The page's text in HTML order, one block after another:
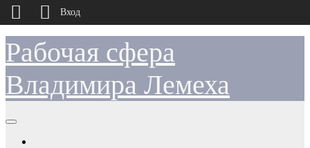
Перейти
содержимому
Рабочая сфера
Владимира Лемеха
Вход